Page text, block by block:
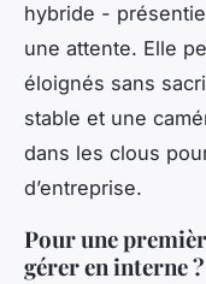
hybride -
une attente. Elle
éloignés sans
stable et une
dans les clous
d’entreprise.
Pour une
gérer en interne ?